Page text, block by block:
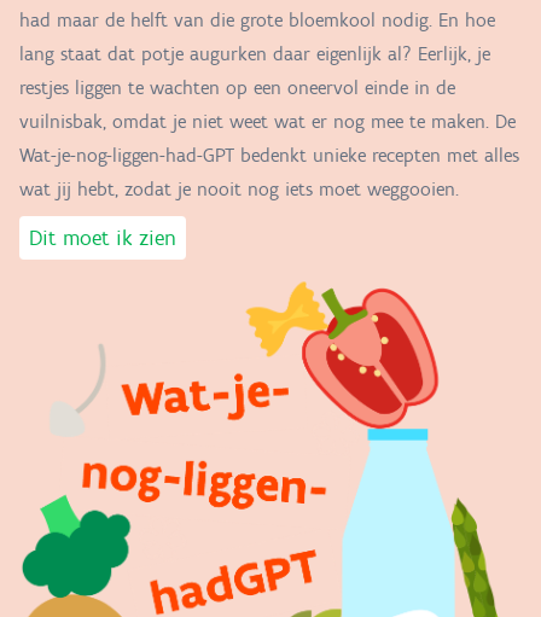
had maar de helft van die grote bloemkool nodig. En hoe
lang staat dat potje augurken daar eigenlijk al? Eerlijk, je
restjes liggen te wachten op een oneervol einde in de
vuilnisbak, omdat je niet weet wat er nog mee te maken. De
Wat-je-nog-liggen-had-GPT bedenkt unieke recepten met alles
wat jij hebt, zodat je nooit nog iets moet weggooien.
Dit moet ik zien